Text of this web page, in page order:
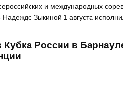
и международных
Зыкиной 1 августа
Кубка России в